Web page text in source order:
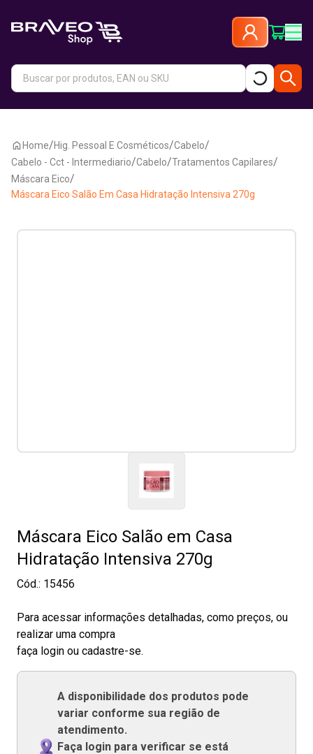
Home/Hig. Pessoal E Cosméticos/Cabelo/
Cabelo - Cct - Intermediario/Cabelo/Tratamentos Capilares/
Máscara Eico/
Máscara Eico Salão Em Casa Hidratação Intensiva 270g
Máscara Eico Salão em Casa
Hidratação Intensiva 270g
Cód.: 15456
Para acessar informações detalhadas, como preços, ou
realizar uma compra
faça login ou cadastre-se.
A disponibilidade dos produtos pode
variar conforme sua região de
atendimento.
Faça login para verificar se está